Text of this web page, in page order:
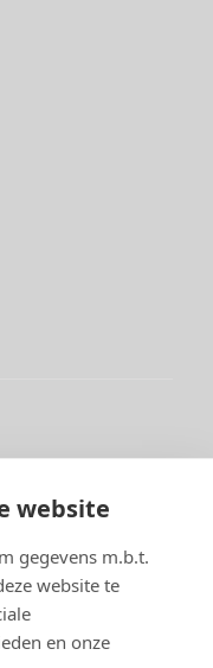
website
gegevens m.b.t.
website te
en onze
voorwaarden